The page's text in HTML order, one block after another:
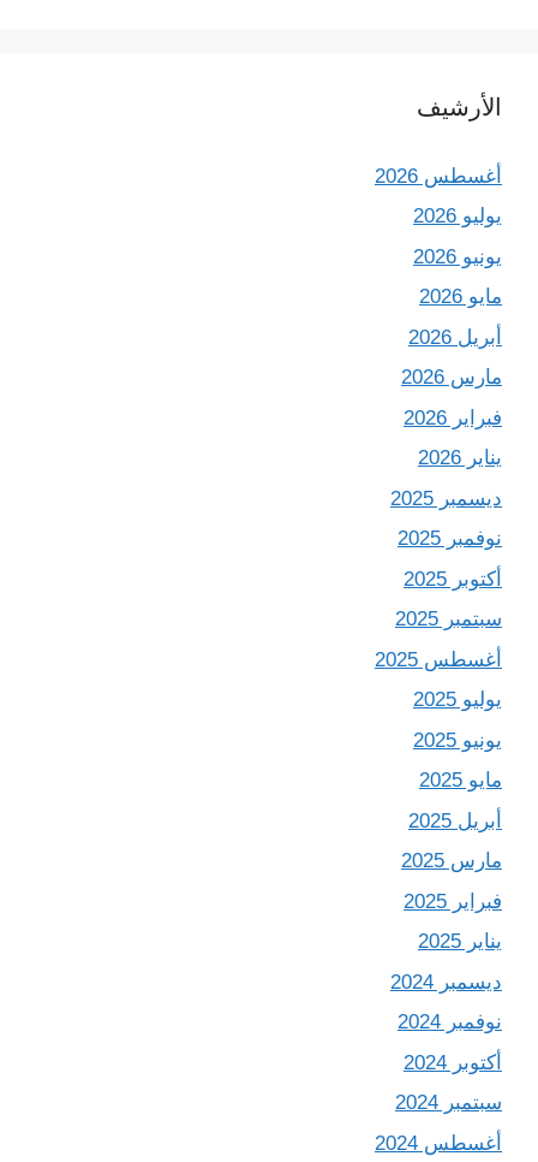
الأرشيف
أغسطس 2026
يوليو 2026
يونيو 2026
مايو 2026
أبريل 2026
مارس 2026
فبراير 2026
يناير 2026
ديسمبر 2025
نوفمبر 2025
أكتوبر 2025
سبتمبر 2025
أغسطس 2025
يوليو 2025
يونيو 2025
مايو 2025
أبريل 2025
مارس 2025
فبراير 2025
يناير 2025
ديسمبر 2024
نوفمبر 2024
أكتوبر 2024
سبتمبر 2024
أغسطس 2024